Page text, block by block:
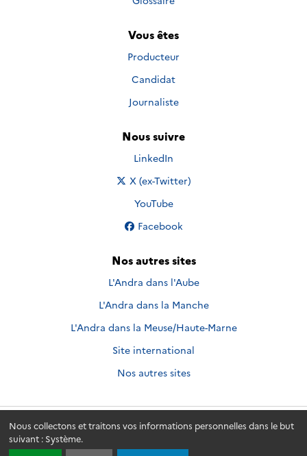
Nous collectons et traitons vos informations personnelles dans le but
suivant : Système.
Vous êtes
Producteur
Candidat
Journaliste
Nous suivre
Nous suivre sur
LinkedIn
Nous suivre sur
X (ex-Twitter)
Nous suivre sur
YouTube
Nous suivre sur
Facebook
Nos autres sites
L'Andra dans l'Aube
L'Andra dans la Manche
L'Andra dans la Meuse/Haute-Marne
Site international
Nos autres sites
Andra.fr © 2026 - Andra. Tous droits réservés.